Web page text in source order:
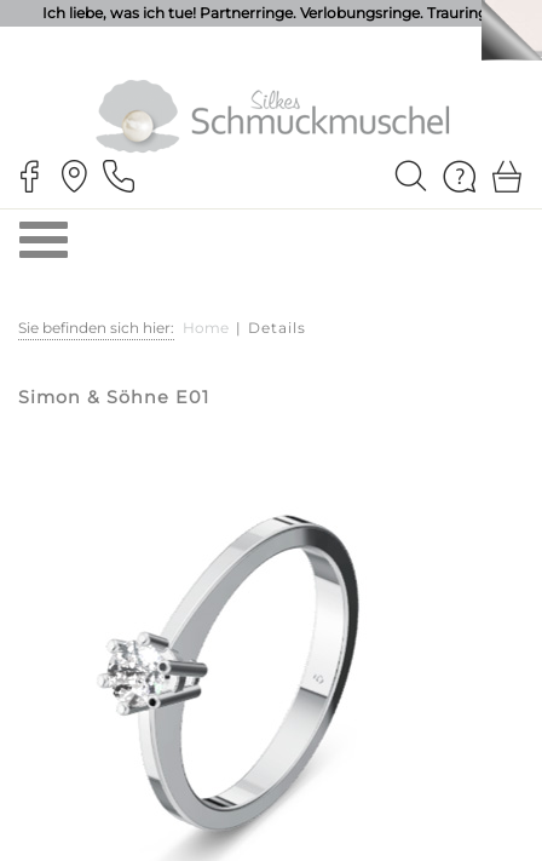
Ich liebe, was ich tue! Partnerringe. Verlobungsringe. Trauringe.
Sie befinden sich hier: Home | Details
Simon & Söhne E01